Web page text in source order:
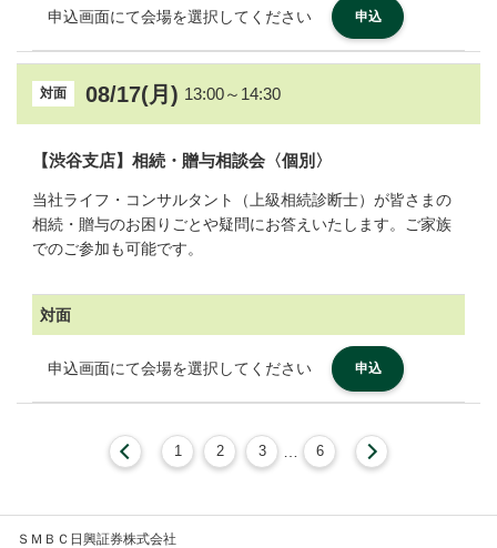
申込画面にて会場を選択してください 申込
対面 08/17(月) 13:00～14:30
【渋谷支店】相続・贈与相談会〈個別〉
当社ライフ・コンサルタント（上級相続診断士）が皆さまの
相続・贈与のお困りごとや疑問にお答えいたします。ご家族
でのご参加も可能です。
対面
申込画面にて会場を選択してください 申込
1 2 3 6
ＳＭＢＣ日興証券株式会社